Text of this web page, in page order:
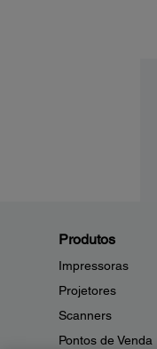
Produtos
Impressoras
Projetores
Scanners
Pontos de Venda